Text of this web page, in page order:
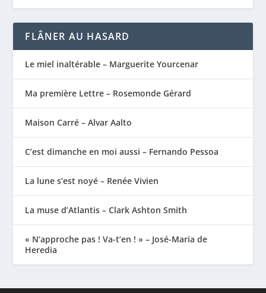
FLÂNER AU HASARD
Le miel inaltérable – Marguerite Yourcenar
Ma première Lettre – Rosemonde Gérard
Maison Carré – Alvar Aalto
C’est dimanche en moi aussi – Fernando Pessoa
La lune s’est noyé – Renée Vivien
La muse d’Atlantis – Clark Ashton Smith
« N’approche pas ! Va-t’en ! » – José-Maria de
Heredia